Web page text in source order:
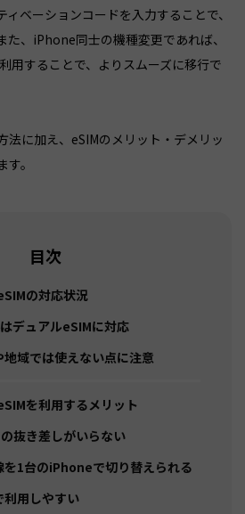
ベーションコードを入力することで、
た、iPhone同士の機種変更であれば、
用することで、よりスムーズに移行で
法に加え、eSIMのメリット・デメリッ
。
目次
の対応状況
デュアルeSIMに対応
地域では使えない点に注意
を利用するメリット
抜き差しがいらない
を1台のiPhoneで切り替えられる
利用しやすい